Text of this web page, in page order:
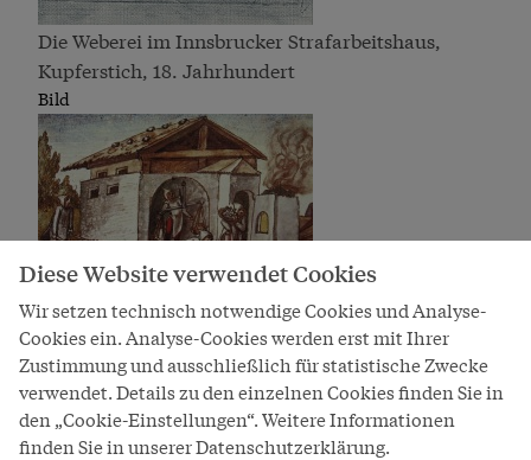
Die Weberei im Innsbrucker Strafarbeitshaus,
Kupferstich, 18. Jahrhundert
Bild
Silberschmelzhütte des Schwazer Bergwerks (Schwazer
Bergbuch), 1556
Diese Website verwendet Cookies
Wir setzen technisch notwendige Cookies und Analyse-
Cookies ein. Analyse-Cookies werden erst mit Ihrer
Zustimmung und ausschließlich für statistische Zwecke
verwendet. Details zu den einzelnen Cookies finden Sie in
den „Cookie-Einstellungen“. Weitere Informationen
finden Sie in unserer Datenschutzerklärung.